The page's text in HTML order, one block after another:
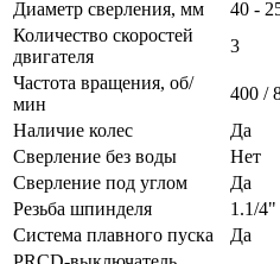
Диаметр сверления, мм
40 -
Количество скоростей
двигателя
3
Частота вращения, об/
мин
400 /
Наличие колес
Да
Сверление без воды
Нет
Сверление под углом
Да
Резьба шпинделя
1.1/4"
Система плавного пуска
Да